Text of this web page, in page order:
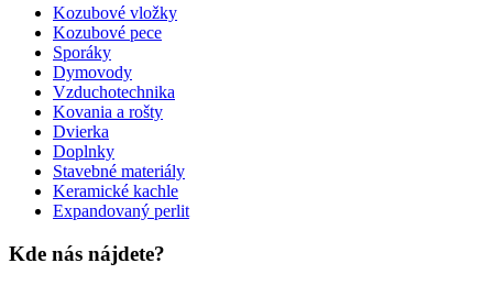
Kozubové vložky
Kozubové pece
Sporáky
Dymovody
Vzduchotechnika
Kovania a rošty
Dvierka
Doplnky
Stavebné materiály
Keramické kachle
Expandovaný perlit
Kde nás nájdete?